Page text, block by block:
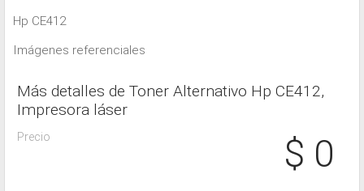
Hp CE412
Imágenes referenciales
Más detalles de Toner Alternativo Hp CE412,
Impresora láser
Precio $ 0